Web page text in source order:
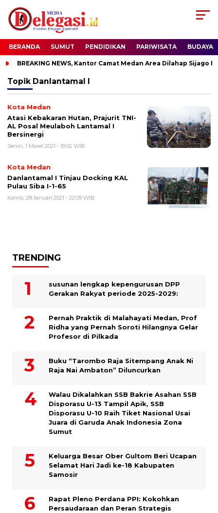
BERANDA SUMUT PENDIDIKAN PARIWISATA BUDAYA
BREAKING NEWS, Kantor Camat Medan Area Dilahap Sijago
Topik Danlantamal I
Kota Medan
Atasi Kebakaran Hutan, Prajurit TNI-
AL Posal Meulaboh Lantamal I
Bersinergi
Senin, 1 Maret 2021 - 19:02 WIB
Kota Medan
Danlantamal I Tinjau Docking KAL
Pulau Siba I-1-65
Kamis, 28 Januari 2021 - 22:09 WIB
TRENDING
susunan lengkap kepengurusan DPP
Gerakan Rakyat periode 2025-2029:
Pernah Praktik di Malahayati Medan, Prof
Ridha yang Pernah Soroti Hilangnya Gelar
Profesor di Pilkada
Buku “Tarombo Raja Sitempang Anak Ni
Raja Nai Ambaton” Diluncurkan
Walau Dikalahkan SSB Bakrie Asahan SSB
Disporasu U-13 Tampil Apik, SSB
Disporasu U-10 Raih Tiket Nasional Usai
Juara di Garuda Anak Indonesia Zona
Sumut
Keluarga Besar Ober Gultom Beri Ucapan
Selamat Hari Jadi ke-18 Kabupaten
Samosir
Rapat Pleno Perdana PPI: Kokohkan
Persaudaraan dan Peran Strategis